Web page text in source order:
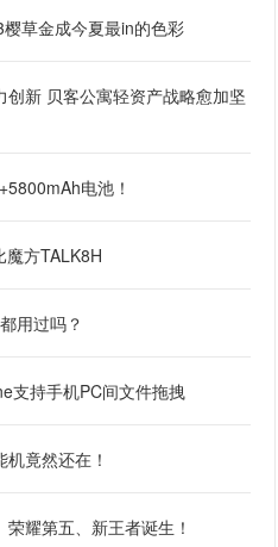
草金成今夏最in的色彩
新 贝客公寓轻资产战略愈加坚
电池！
方TALK8H
用过吗？
支持手机PC间文件拖拽
竟然还在！
耀第五、新王者诞生！